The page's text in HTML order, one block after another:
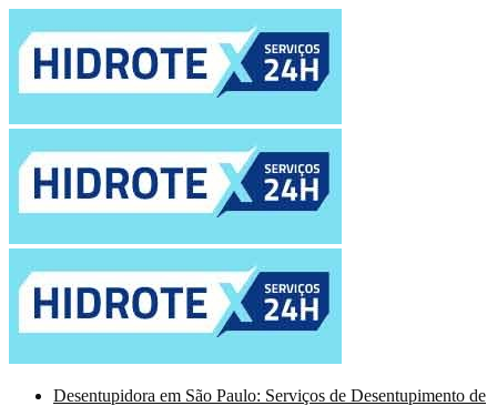
Desentupidora em São Paulo: Serviços de Desentupimento de